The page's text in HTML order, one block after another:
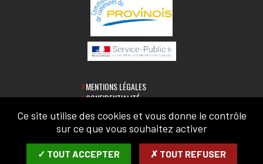
MENTIONS LÉGALES
CONFIDENTIALITÉ
ACCESSIBILITÉ
PLAN DU SITE
LETTRE D'INFORMATION
Ce site utilise des cookies et vous donne le contrôle
sur ce que vous souhaitez activer
✓ TOUT ACCEPTER ✗ TOUT REFUSER